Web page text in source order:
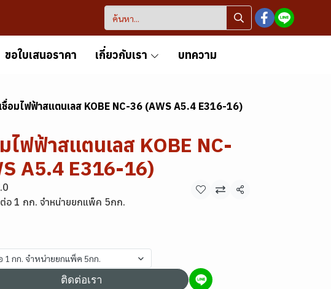
ขอใบเสนอราคา เกี่ยวกับเรา บทความ
ชื่อมไฟฟ้าสแตนเลส KOBE NC-36 (AWS A5.4 E316-16)
ไฟฟ้าสแตนเลส KOBE NC-
A5.4 E316-16)
อ 1 กก. จำหน่ายยกแพ็ค 5กก.
แชร์
1 กก. จำหน่ายยกแพ็ค 5กก.
ติดต่อเรา